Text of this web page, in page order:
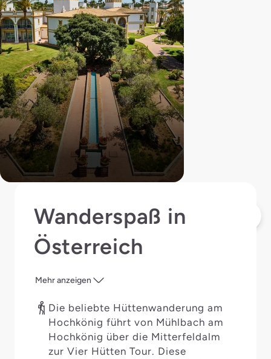
Wanderspaß in
Österreich
Mehr anzeigen
Die beliebte Hüttenwanderung am
Hochkönig führt von Mühlbach am
Hochkönig über die Mitterfeldalm
zur Vier Hütten Tour. Diese